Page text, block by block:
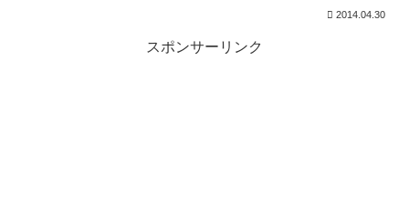
2014.04.30
スポンサーリンク